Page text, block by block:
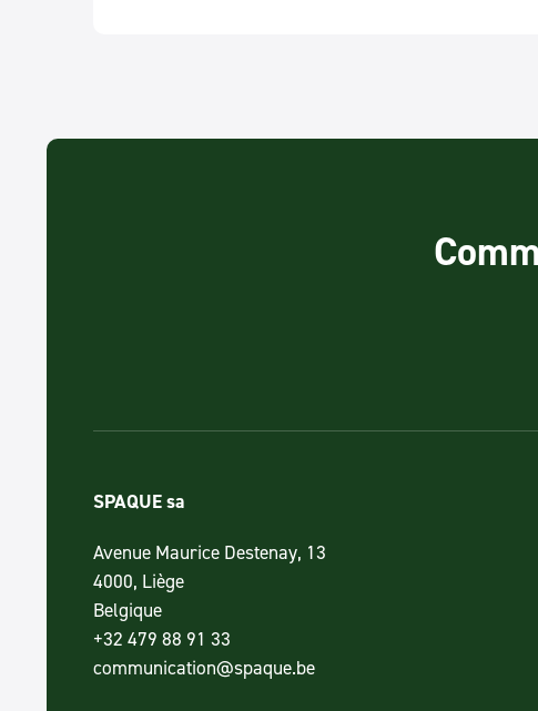
SPAQUE sa
Avenue Maurice Destenay, 13
4000, Liège
Belgique
+32 479 88 91 33
communication@spaque.be